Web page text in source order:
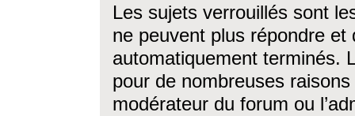
Les sujets verrouillés sont
ne peuvent plus répondre
automatiquement terminés.
pour de nombreuses
modérateur du forum ou